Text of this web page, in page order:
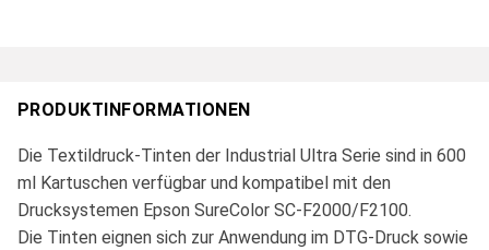
PRODUKTINFORMATIONEN
Die Textildruck-Tinten der Industrial Ultra Serie sind in 600
ml Kartuschen verfügbar und kompatibel mit den
Drucksystemen Epson SureColor SC-F2000/F2100.
Die Tinten eignen sich zur Anwendung im DTG-Druck sowie